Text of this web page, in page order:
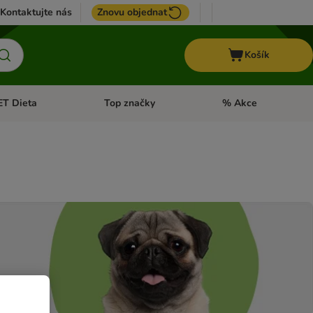
Kontaktujte nás Znovu objednat
Košík
menu: Koně
Dieta Otevřít menu: + VET Dieta
Top značky Otevřít menu: Top
% Akce